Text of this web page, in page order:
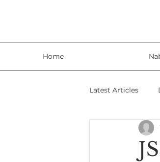
Home
Latest Articles
Šamanizmus